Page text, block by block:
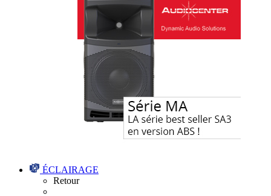
ÉCLAIRAGE
Retour